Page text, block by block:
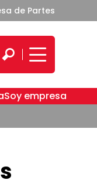
de Partes
Soy empresa